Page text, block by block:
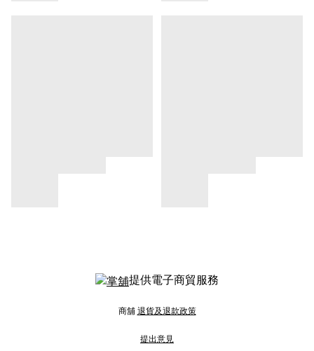
提供電子商貿服務
商舖 退貨及退款政策
提出意見